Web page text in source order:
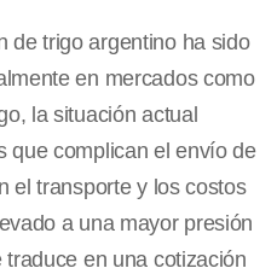
de trigo argentino ha sido
en mercados como
la situación actual
que complican el envío de
el transporte y los costos
a una mayor presión
en una cotización